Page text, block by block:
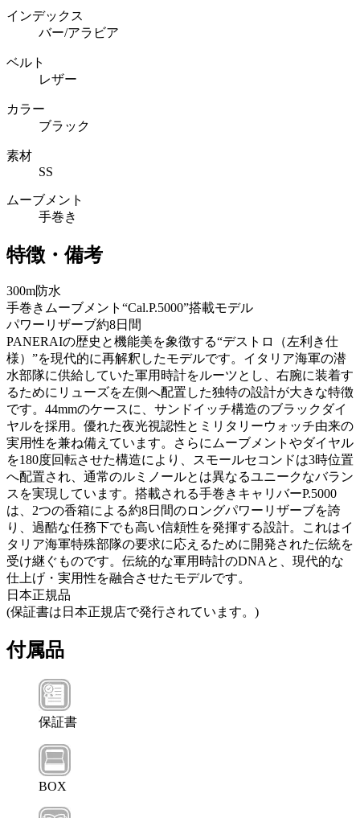
インデックス
バー/アラビア
ベルト
レザー
カラー
ブラック
素材
SS
ムーブメント
手巻き
特徴・備考
300m防水
手巻きムーブメント“Cal.P.5000”搭載モデル
パワーリザーブ約8日間
PANERAIの歴史と機能美を象徴する“デストロ（左利き仕
様）”を現代的に再解釈したモデルです。イタリア海軍の潜
水部隊に供給していた軍用時計をルーツとし、右腕に装着す
るためにリューズを左側へ配置した独特の設計が大きな特徴
です。44mmのケースに、サンドイッチ構造のブラックダイ
ヤルを採用。優れた夜光視認性とミリタリーウォッチ由来の
実用性を兼ね備えています。さらにムーブメントやダイヤル
を180度回転させた構造により、スモールセコンドは3時位置
へ配置され、通常のルミノールとは異なるユニークなバラン
スを実現しています。搭載される手巻きキャリバーP.5000
は、2つの香箱による約8日間のロングパワーリザーブを誇
り、過酷な任務下でも高い信頼性を発揮する設計。これはイ
タリア海軍特殊部隊の要求に応えるために開発された伝統を
受け継ぐものです。伝統的な軍用時計のDNAと、現代的な
仕上げ・実用性を融合させたモデルです。
日本正規品
(保証書は日本正規店で発行されています。)
付属品
保証書
BOX